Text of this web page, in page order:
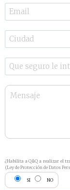
¿Habilita a Q&Q a realizar el
(Ley de Protección de Datos
SI NO